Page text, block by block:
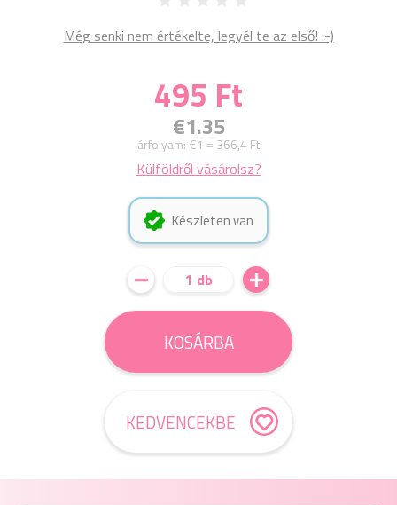
Még senki nem értékelte, legyél te az első! :-)
495 Ft
€1.35
árfolyam: €1 = 366,4 Ft
Külföldről vásárolsz?
Készleten van
1 db
KOSÁRBA
KEDVENCEKBE